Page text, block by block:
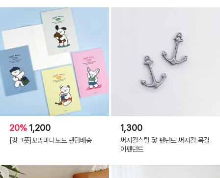
20% 1,200
[핑크풋]꼬망미니노트 랜덤배송
1,300
써지컬스틸 닻 펜던트 써지컬 목걸
이펜던트